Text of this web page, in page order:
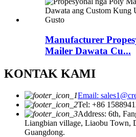
Manufacturer
Mailer Dawata Cu...
KONTAK KAMI
Email:
Tel: +86
Address: 6th,
Liangbian village, Liaobu Town,
Guangdong.